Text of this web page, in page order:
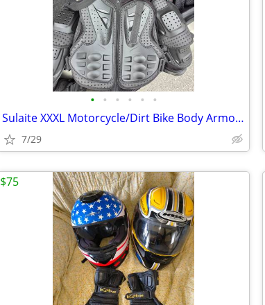
• • • • • •
Sulaite XXXL Motorcycle/Dirt Bike Body Armor Protector – Excell
7/29
$75